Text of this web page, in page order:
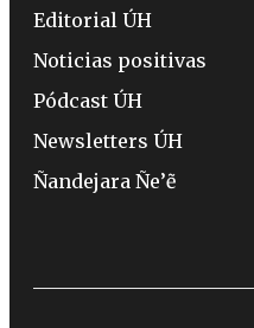
Editorial ÚH
Noticias positivas
Pódcast ÚH
Newsletters ÚH
Ñandejara Ñe’ẽ